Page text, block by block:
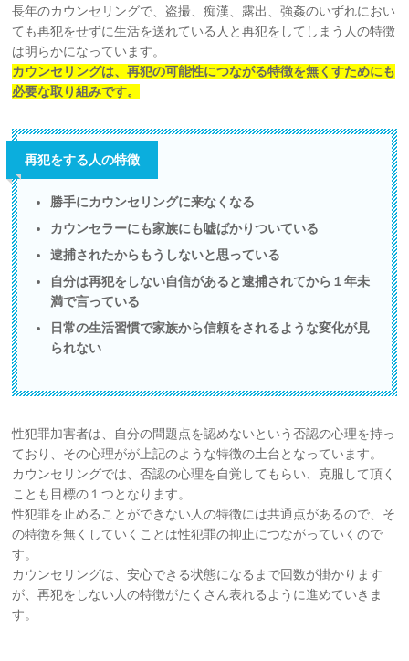
長年のカウンセリングで、盗撮、痴漢、露出、強姦のいずれにおい
ても再犯をせずに生活を送れている人と再犯をしてしまう人の特徴
は明らかになっています。
カウンセリングは、再犯の可能性につながる特徴を無くすためにも
必要な取り組みです。
再犯をする人の特徴
勝手にカウンセリングに来なくなる
カウンセラーにも家族にも嘘ばかりついている
逮捕されたからもうしないと思っている
自分は再犯をしない自信があると逮捕されてから１年未
満で言っている
日常の生活習慣で家族から信頼をされるような変化が見
られない
性犯罪加害者は、自分の問題点を認めないという否認の心理を持っ
ており、その心理がが上記のような特徴の土台となっています。
カウンセリングでは、否認の心理を自覚してもらい、克服して頂く
ことも目標の１つとなります。
性犯罪を止めることができない人の特徴には共通点があるので、そ
の特徴を無くしていくことは性犯罪の抑止につながっていくので
す。
カウンセリングは、安心できる状態になるまで回数が掛かります
が、再犯をしない人の特徴がたくさん表れるように進めていきま
す。